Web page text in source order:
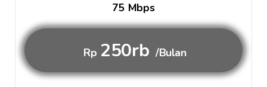
75 Mbps
Rp 250rb /Bulan